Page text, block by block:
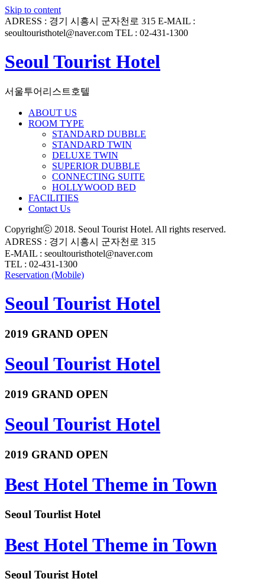
Skip to content
ADRESS : 경기 시흥시 군자천로 315 E-MAIL :
seoultouristhotel@naver.com TEL : 02-431-1300
Seoul Tourist Hotel
서울투어리스트호텔
ABOUT US
ROOM TYPE
STANDARD DUBBLE
STANDARD TWIN
DELUXE TWIN
SUPERIOR DUBBLE
CONNECTING SUITE
HOLLYWOOD BED
FACILITIES
Contact Us
Copyrightⓒ 2018. Seoul Tourist Hotel. All rights reserved.
ADRESS : 경기 시흥시 군자천로 315
E-MAIL : seoultouristhotel@naver.com
TEL : 02-431-1300
Reservation (Mobile)
Seoul Tourist Hotel
2019 GRAND OPEN
Seoul Tourist Hotel
2019 GRAND OPEN
Seoul Tourist Hotel
2019 GRAND OPEN
Best Hotel Theme in Town
Seoul Tourlist Hotel
Best Hotel Theme in Town
Seoul Tourist Hotel